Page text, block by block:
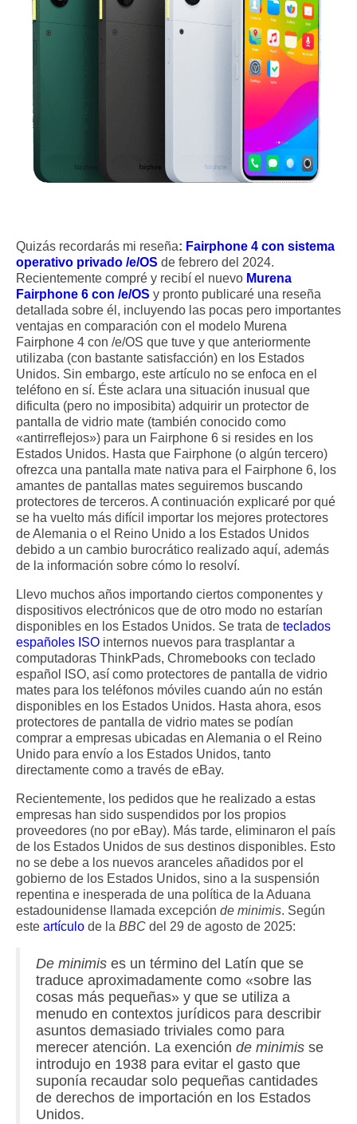
Quizás recordarás mi reseña: Fairphone 4 con sistema
operativo privado /e/OS de febrero del 2024.
Recientemente compré y recibí el nuevo Murena
Fairphone 6 con /e/OS y pronto publicaré una reseña
detallada sobre él, incluyendo las pocas pero importantes
ventajas en comparación con el modelo Murena
Fairphone 4 con /e/OS que tuve y que anteriormente
utilizaba (con bastante satisfacción) en los Estados
Unidos. Sin embargo, este artículo no se enfoca en el
teléfono en sí. Éste aclara una situación inusual que
dificulta (pero no imposibita) adquirir un protector de
pantalla de vidrio mate (también conocido como
«antirreflejos») para un Fairphone 6 si resides en los
Estados Unidos. Hasta que Fairphone (o algún tercero)
ofrezca una pantalla mate nativa para el Fairphone 6, los
amantes de pantallas mates seguiremos buscando
protectores de terceros. A continuación explicaré por qué
se ha vuelto más difícil importar los mejores protectores
de Alemania o el Reino Unido a los Estados Unidos
debido a un cambio burocrático realizado aquí, además
de la información sobre cómo lo resolví.
Llevo muchos años importando ciertos componentes y
dispositivos electrónicos que de otro modo no estarían
disponibles en los Estados Unidos. Se trata de teclados
españoles ISO internos nuevos para trasplantar a
computadoras ThinkPads, Chromebooks con teclado
español ISO, así como protectores de pantalla de vidrio
mates para los teléfonos móviles cuando aún no están
disponibles en los Estados Unidos. Hasta ahora, esos
protectores de pantalla de vidrio mates se podían
comprar a empresas ubicadas en Alemania o el Reino
Unido para envío a los Estados Unidos, tanto
directamente como a través de eBay.
Recientemente, los pedidos que he realizado a estas
empresas han sido suspendidos por los propios
proveedores (no por eBay). Más tarde, eliminaron el país
de los Estados Unidos de sus destinos disponibles. Esto
no se debe a los nuevos aranceles añadidos por el
gobierno de los Estados Unidos, sino a la suspensión
repentina e inesperada de una política de la Aduana
estadounidense llamada excepción de minimis. Según
este artículo de la BBC del 29 de agosto de 2025:
De minimis es un término del Latín que se
traduce aproximadamente como «sobre las
cosas más pequeñas» y que se utiliza a
menudo en contextos jurídicos para describir
asuntos demasiado triviales como para
merecer atención. La exención de minimis se
introdujo en 1938 para evitar el gasto que
suponía recaudar solo pequeñas cantidades
de derechos de importación en los Estados
Unidos.